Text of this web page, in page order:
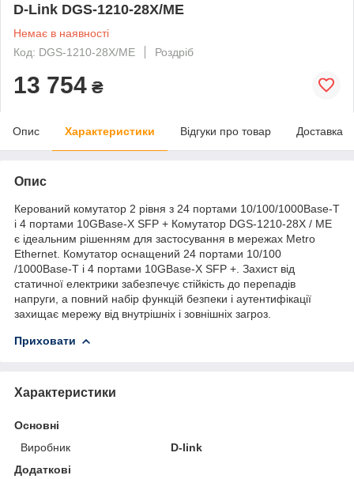
D-Link DGS-1210-28X/ME
Немає в наявності
Код: DGS-1210-28X/ME
Роздріб
13 754 ₴
Опис Характеристики Відгуки про товар Доставка
Опис
Керований комутатор 2 рівня з 24 портами 10/100/1000Base-T
і 4 портами 10GBase-X SFP + Комутатор DGS-1210-28X / ME
є ідеальним рішенням для застосування в мережах Metro
Ethernet. Комутатор оснащений 24 портами 10/100
/1000Base-T і 4 портами 10GBase-X SFP +. Захист від
статичної електрики забезпечує стійкість до перепадів
напруги, а повний набір функцій безпеки і аутентифікації
захищає мережу від внутрішніх і зовнішніх загроз.
Приховати
Характеристики
Основні
Виробник
D-link
Додаткові